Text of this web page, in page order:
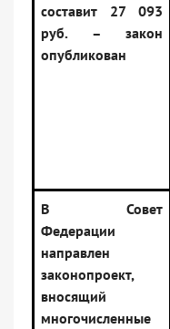
составит 27 093
руб. – закон
опубликован
В Совет
Федерации
направлен
законопроект,
вносящий
многочисленные